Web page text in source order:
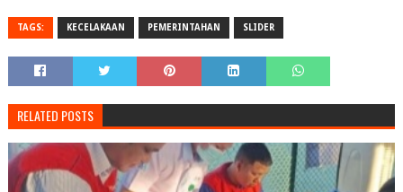
TAGS: KECELAKAAN PEMERINTAHAN SLIDER
RELATED POSTS